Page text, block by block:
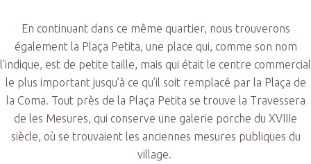
En continuant dans ce même quartier, nous trouverons
également la Plaça Petita, une place qui, comme son nom
l’indique, est de petite taille, mais qui était le centre commercial
le plus important jusqu’à ce qu’il soit remplacé par la Plaça de
la Coma. Tout près de la Plaça Petita se trouve la Travessera
de les Mesures, qui conserve une galerie porche du XVIIIe
siècle, où se trouvaient les anciennes mesures publiques du
village.